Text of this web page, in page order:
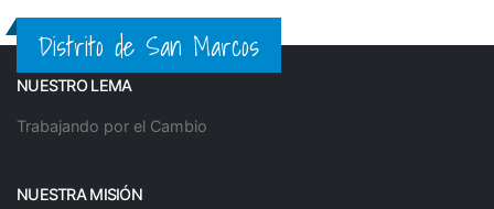
Distrito de San Marcos
NUESTRO LEMA
Trabajando por el Cambio
NUESTRA MISIÓN